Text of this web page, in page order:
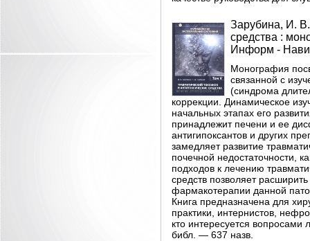
Зарубина, И. В.
средства :
Информ -
Монография
связанной с
(синдрома
коррекции. Динамическое
начальных этапах его
принадлежит печени и ее
антигипоксантов и других
замедляет развитие
почечной недостаточности,
подходов к лечению
средств позволяет
фармакотерапии данной
Книга предназначена для
практики, интернистов,
кто интересуется
библ. — 637 назв.